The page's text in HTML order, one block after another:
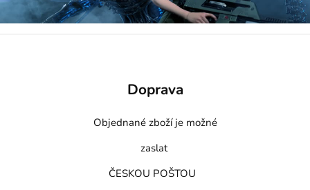
Doprava
Objednané zboží je možné
zaslat
ČESKOU POŠTOU